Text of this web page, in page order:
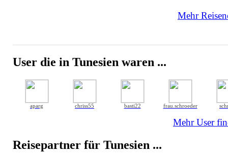
Mehr
User die in Tunesien waren ...
aparg chriss55 basti22 frau.schroeder
Mehr User
Reisepartner für Tunesien ...